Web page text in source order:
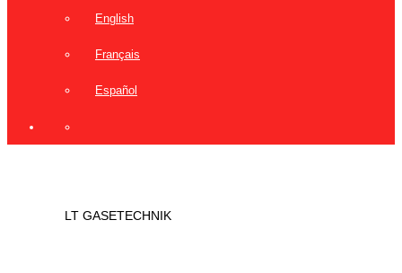
English
Français
Español
LT GASETECHNIK